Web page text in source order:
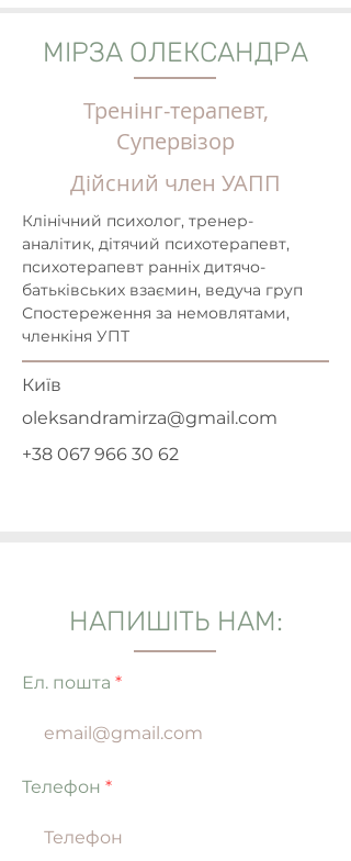
МІРЗА ОЛЕКСАНДРА
Тренінг-терапевт,
Супервізор
Дійсний член УАПП
Клінічний психолог, тренер-
аналітик, дітячий психотерапевт,
психотерапевт ранніх дитячо-
батьківських взаємин, ведуча груп
Спостереження за немовлятами,
членкіня УПТ
Київ
oleksandramirza@gmail.com
+38 067 966 30 62
НАПИШІТЬ НАМ:
Ел. пошта
Телефон